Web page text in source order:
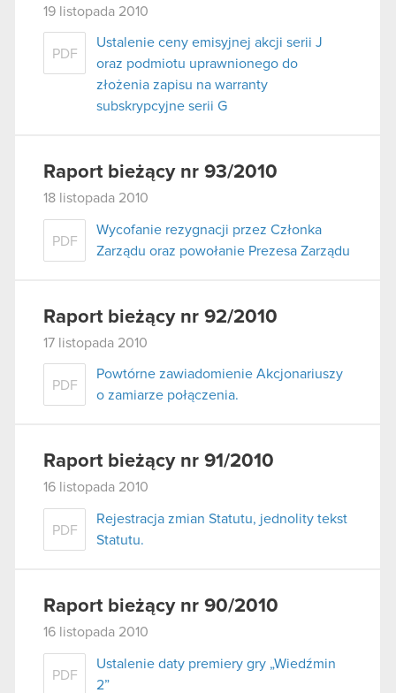
19 listopada 2010
PDF
Ustalenie ceny emisyjnej akcji serii J
oraz podmiotu uprawnionego do
złożenia zapisu na warranty
subskrypcyjne serii G
Raport bieżący nr 93/2010
18 listopada 2010
PDF
Wycofanie rezygnacji przez Członka
Zarządu oraz powołanie Prezesa Zarządu
Raport bieżący nr 92/2010
17 listopada 2010
PDF
Powtórne zawiadomienie Akcjonariuszy
o zamiarze połączenia.
Raport bieżący nr 91/2010
16 listopada 2010
PDF
Rejestracja zmian Statutu, jednolity tekst
Statutu.
Raport bieżący nr 90/2010
16 listopada 2010
PDF
Ustalenie daty premiery gry „Wiedźmin
2”